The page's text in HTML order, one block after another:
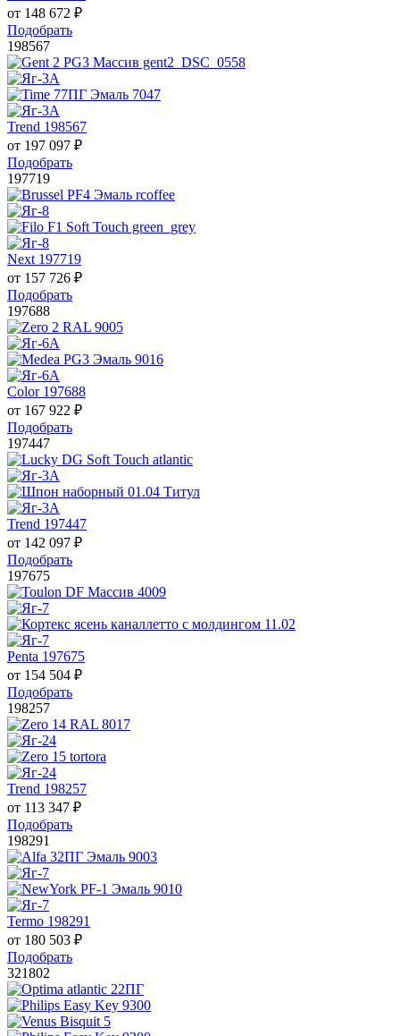
от 148 672 ₽
Подобрать
198567
Trend 198567
от 197 097 ₽
Подобрать
197719
Next 197719
от 157 726 ₽
Подобрать
197688
Color 197688
от 167 922 ₽
Подобрать
197447
Trend 197447
от 142 097 ₽
Подобрать
197675
Penta 197675
от 154 504 ₽
Подобрать
198257
Trend 198257
от 113 347 ₽
Подобрать
198291
Termo 198291
от 180 503 ₽
Подобрать
321802